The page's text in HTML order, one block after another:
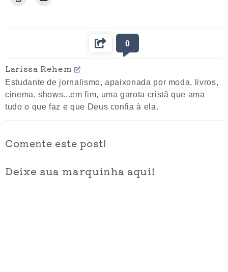
0
Larissa Rehem
Estudante de jornalismo, apaixonada por moda, livros,
cinema, shows...em fim, uma garota cristã que ama
tudo o que faz e que Deus confia à ela.
Comente este post!
Deixe sua marquinha aqui!